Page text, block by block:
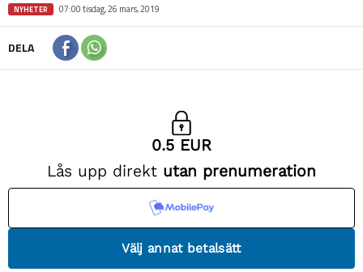
NYHETER 07:00 tisdag, 26 mars, 2019
DELA